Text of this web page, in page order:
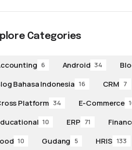
Categories
6 Android 34
Bahasa Indonesia 16 CRM 7
Platform 34 E-Commerce
10 ERP 71
10 Gudang 5 HRIS 133